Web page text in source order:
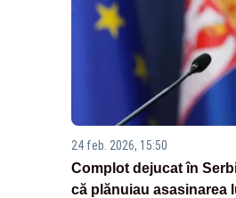
24 feb. 2026, 15:50
Complot dejucat în
că plănuiau asasinarea